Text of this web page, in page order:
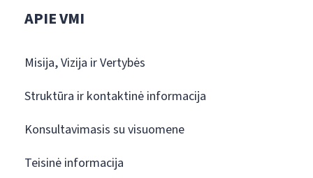
APIE VMI
Misija, Vizija ir Vertybės
Struktūra ir kontaktinė informacija
Konsultavimasis su visuomene
Teisinė informacija